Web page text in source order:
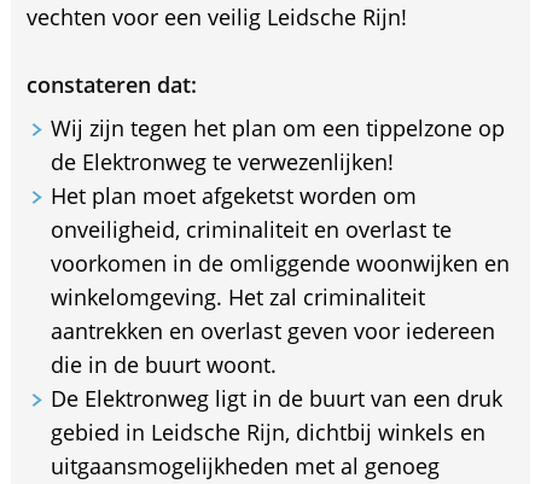
vechten voor een veilig Leidsche Rijn!
constateren dat:
Wij zijn tegen het plan om een tippelzone op
de Elektronweg te verwezenlijken!
Het plan moet afgeketst worden om
onveiligheid, criminaliteit en overlast te
voorkomen in de omliggende woonwijken en
winkelomgeving. Het zal criminaliteit
aantrekken en overlast geven voor iedereen
die in de buurt woont.
De Elektronweg ligt in de buurt van een druk
gebied in Leidsche Rijn, dichtbij winkels en
uitgaansmogelijkheden met al genoeg